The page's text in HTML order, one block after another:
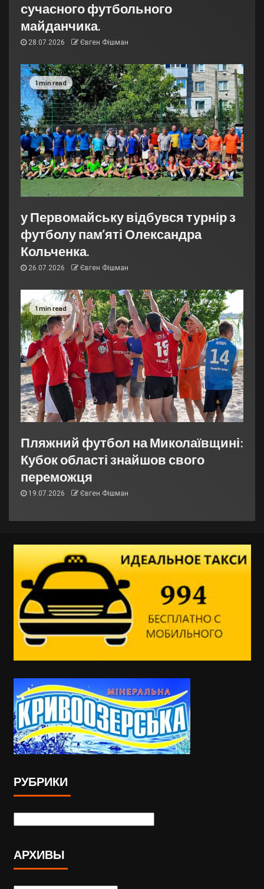
сучасного футбольного
майданчика.
28.07.2026 Євген Фішман
1 min read
у Первомайську відбувся турнір з
футболу пам’яті Олександра
Кольченка.
26.07.2026 Євген Фішман
1 min read
Пляжний футбол на Миколаївщині:
Кубок області знайшов свого
переможця
19.07.2026 Євген Фішман
РУБРИКИ
АРХИВЫ